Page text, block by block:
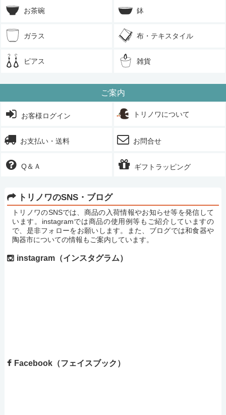
お茶碗 鉢
ガラス 布・テキスタイル
ピアス 雑貨
ご案内
お客様ログイン トリノワについて
お支払い・送料 お問合せ
Q＆Ａ ギフトラッピング
トリノワのSNS・ブログ
トリノワのSNSでは、商品の入荷情報やお知らせ等を発信して
います。instagramでは商品の使用例等もご紹介していますの
で、是非フォローをお願いします。また、ブログでは和食器や
陶器市についての情報もご案内しています。
instagram（インスタグラム）
Facebook（フェイスブック）